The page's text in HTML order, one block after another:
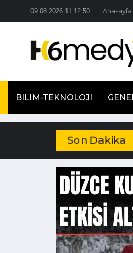
09.08.2026 11:12:51 Anasayfa
BILIM-TEKNOLOJI
Son Dakika